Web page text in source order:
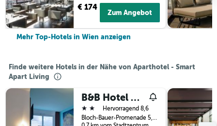
€ 174
Zum Angebot
Mehr Top-Hotels in Wien anzeigen
Finde weitere Hotels in der Nähe von Aparthotel - Smart
Apart Living
B&B Hotel Wien-Hbf
2 SterneHervorragend 8,6
Bloch-Bauer-Promenade 5, Wien, Wien (Bundesland), Österreich